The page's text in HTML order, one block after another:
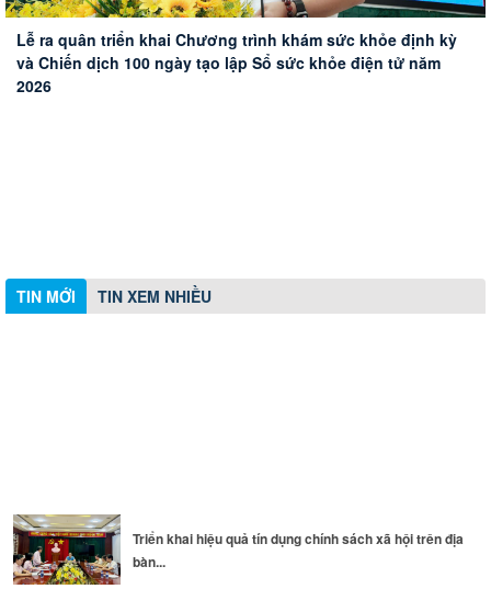
TIN MỚI TIN XEM NHIỀU
Triển khai hiệu quả tín dụng chính sách xã hội trên địa bàn
phường Long Thành
Phường Long Thành xử lý 10 trường hợp vi phạm hành
chính về trật tự xây dựng
Lễ ra quân triển khai Chương trình khám sức khỏe định kỳ
và Chiến dịch 100 ngày tạo lập Sổ sức khỏe điện tử năm
2026
Đoàn công tác HĐND thành phố Huế khảo sát thực tế Sân
bay Long Thành
Triển khai hiệu quả tín dụng chính sách xã hội trên địa
bàn...